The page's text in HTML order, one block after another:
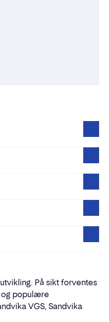
På sikt forventes
og populære
VGS, Sandvika